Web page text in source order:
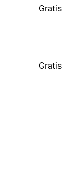
Gratis
Gratis